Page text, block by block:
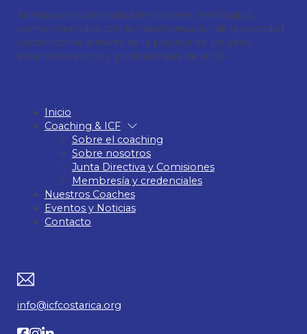
Somos una comunidad de coaches certificados,
comprometidos con la transformación de la sociedad
costarricense a través de la práctica de los altos
estándares éticos y profesionales de la ICF.
Inicio
Coaching & ICF
Sobre el coaching
Sobre nosotros
Junta Directiva y Comisiones
Membresía y credenciales
Nuestros Coaches
Eventos y Noticias
Contacto
info@icfcostarica.org